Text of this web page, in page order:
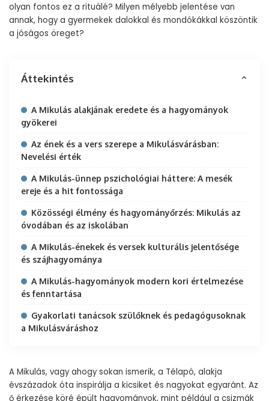
olyan fontos ez a rituálé? Milyen mélyebb jelentése van
annak, hogy a gyermekek dalokkal és mondókákkal köszöntik
a jóságos öreget?
Áttekintés
A Mikulás alakjának eredete és a hagyományok
gyökerei
Az ének és a vers szerepe a Mikulásvárásban:
Nevelési érték
A Mikulás-ünnep pszichológiai háttere: A mesék
ereje és a hit fontossága
Közösségi élmény és hagyományőrzés: Mikulás az
óvodában és az iskolában
A Mikulás-énekek és versek kulturális jelentősége
és szájhagyománya
A Mikulás-hagyományok modern kori értelmezése
és fenntartása
Gyakorlati tanácsok szülőknek és pedagógusoknak
a Mikulásváráshoz
A Mikulás, vagy ahogy sokan ismerik, a Télapó, alakja
évszázadok óta inspirálja a kicsiket és nagyokat egyaránt. Az
ő érkezése köré épült hagyományok, mint például a csizmák